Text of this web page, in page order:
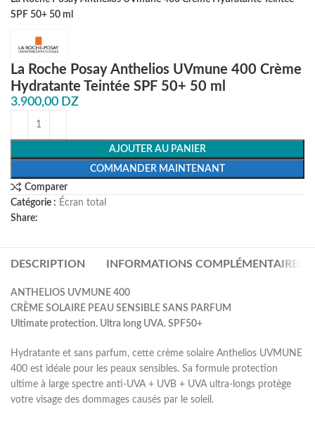
SPF 50+ 50 ml
La Roche Posay Anthelios UVmune 400 Crème
Hydratante Teintée SPF 50+ 50 ml
3.900,00 DZ
AJOUTER AU PANIER
COMMANDER MAINTENANT
Comparer
Catégorie : Écran total
Share:
DESCRIPTION INFORMATIONS COMPLÉMENTAIRES
ANTHELIOS UVMUNE 400
CRÈME SOLAIRE PEAU SENSIBLE SANS PARFUM
Ultimate protection. Ultra long UVA. SPF50+
Hydratante et sans parfum, cette crème solaire Anthelios UVMUNE
400 est idéale pour les peaux sensibles. Sa formule protection
ultime à large spectre anti-UVA + UVB + UVA ultra-longs protège
votre visage des dommages causés par le soleil.